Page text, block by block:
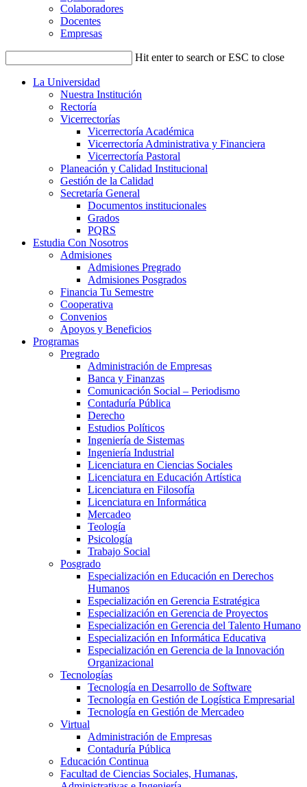
Colaboradores
Docentes
Empresas
Hit enter to search or ESC to close
La Universidad
Nuestra Institución
Rectoría
Vicerrectorías
Vicerrectoría Académica
Vicerrectoría Administrativa y Financiera
Vicerrectoría Pastoral
Planeación y Calidad Institucional
Gestión de la Calidad
Secretaría General
Documentos institucionales
Grados
PQRS
Estudia Con Nosotros
Admisiones
Admisiones Pregrado
Admisiones Posgrados
Financia Tu Semestre
Cooperativa
Convenios
Apoyos y Beneficios
Programas
Pregrado
Administración de Empresas
Banca y Finanzas
Comunicación Social – Periodismo
Contaduría Pública
Derecho
Estudios Políticos
Ingeniería de Sistemas
Ingeniería Industrial
Licenciatura en Ciencias Sociales
Licenciatura en Educación Artística
Licenciatura en Filosofía
Licenciatura en Informática
Mercadeo
Teología
Psicología
Trabajo Social
Posgrado
Especialización en Educación en Derechos
Humanos
Especialización en Gerencia Estratégica
Especialización en Gerencia de Proyectos
Especialización en Gerencia del Talento Humano
Especialización en Informática Educativa
Especialización en Gerencia de la Innovación
Organizacional
Tecnologías
Tecnología en Desarrollo de Software
Tecnología en Gestión de Logística Empresarial
Tecnología en Gestión de Mercadeo
Virtual
Administración de Empresas
Contaduría Pública
Educación Continua
Facultad de Ciencias Sociales, Humanas,